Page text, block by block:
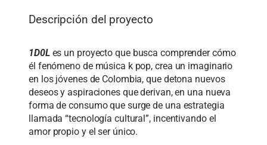
Descripción del proyecto
1D0Les un proyecto que busca comprendercómo
él fenómeno de música k pop, crea un imaginario
en los jóvenes de Colombia, que detona nuevos
deseos y aspiraciones que derivan, en una nueva
forma de consumo que surge de una estrategia
llamada “tecnología cultural”, incentivando el
amor propio y el ser único.